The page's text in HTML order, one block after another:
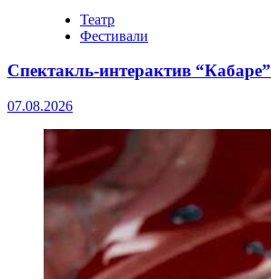
Театр
Фестивали
Спектакль-интерактив “Кабаре”
07.08.2026